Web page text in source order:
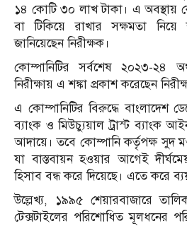
১৪ কোটি ৩০ লাখ টাকা। এ অবস্থায়
বা টিকিয়ে রাখার সক্ষমতা
জানিয়েছেন নিরীক্ষক।
কোম্পানিটির সর্বশেষ ২০২৩-২৪
নিরীক্ষায় এ শঙ্কা প্রকাশ করেছেন
এ কোম্পানিটির বিরুদ্ধে বাংলাদেশ
ব্যাংক ও মিউচ্যুয়াল ট্রাস্ট ব্যাংক
আদায়ে। তবে কোম্পানি কর্তৃপক্ষ সুদ
যা বাস্তবায়ন হওয়ার আগেই
হিসাব বন্ধ করে দিয়েছে। এতে করে
উল্লেখ্য, ১৯৯৫ শেয়ারবাজারে
টেক্সটাইলের পরিশোধিত মূলধনের